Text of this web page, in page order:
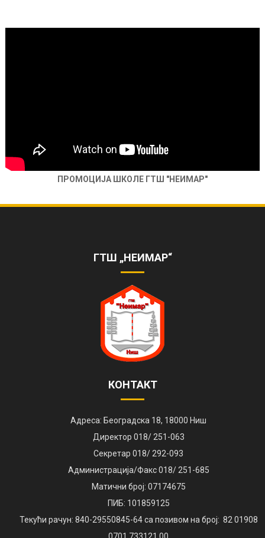
ПРОМОЦИЈА ШКОЛЕ ГТШ "НЕИМАР"
ZVANI%C4%8CNIKANAL
ГТШ „НЕИМАР“
КОНТАКТ
Адреса: Београдска 18, 18000 Ниш
Директор 018/ 251-063
Секретар 018/ 292-093
Администрација/Факс 018/ 251-685
Матични број: 07174675
ПИБ: 101859125
Текући рачун: 840-29550845-64 са позивом на број: 82 01908